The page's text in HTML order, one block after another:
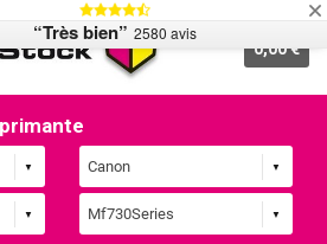
0,00 €
“Très bien” 2580 avis